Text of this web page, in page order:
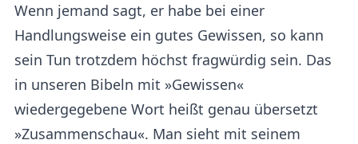
Wenn jemand sagt, er habe bei einer
Handlungsweise ein gutes Gewissen, so kann
sein Tun trotzdem höchst fragwürdig sein. Das
in unseren Bibeln mit »Gewissen«
wiedergegebene Wort heißt genau übersetzt
»Zusammenschau«. Man sieht mit seinem